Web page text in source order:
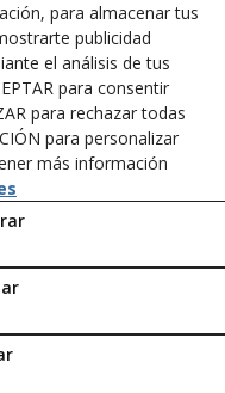
los derechos
Política de Cookies
para almacenar tus
publicidad
el análisis de tus
para consentir
para rechazar todas
para personalizar
más información